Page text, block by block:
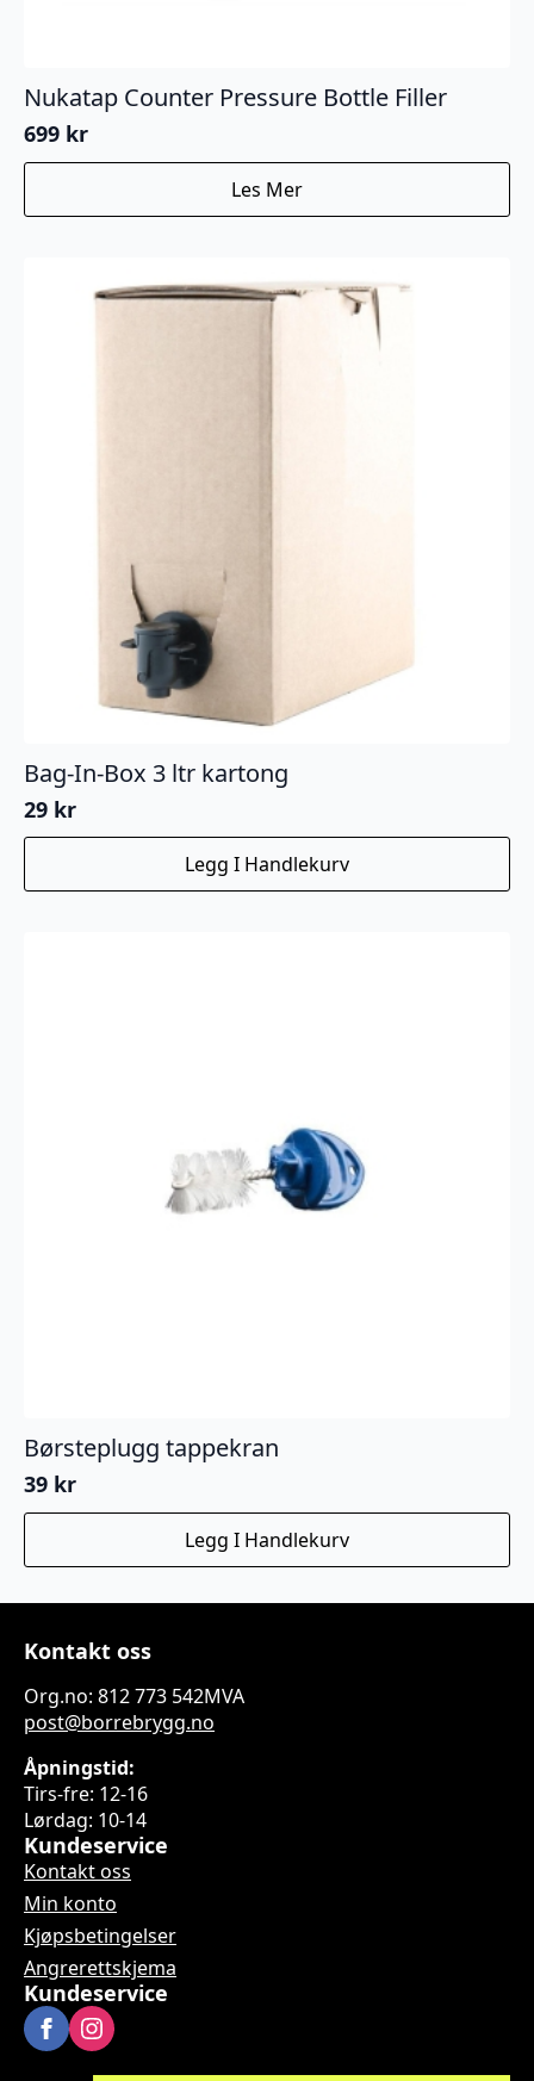
Nukatap Counter Pressure Bottle Filler
699 kr
Les Mer
Bag-In-Box 3 ltr kartong
29 kr
Legg I Handlekurv
Børsteplugg tappekran
39 kr
Legg I Handlekurv
Kontakt oss
Org.no: 812 773 542MVA
post@borrebrygg.no
Åpningstid:
Tirs-fre: 12-16
Lørdag: 10-14
Kundeservice
Kontakt oss
Min konto
Kjøpsbetingelser
Angrerettskjema
Kundeservice